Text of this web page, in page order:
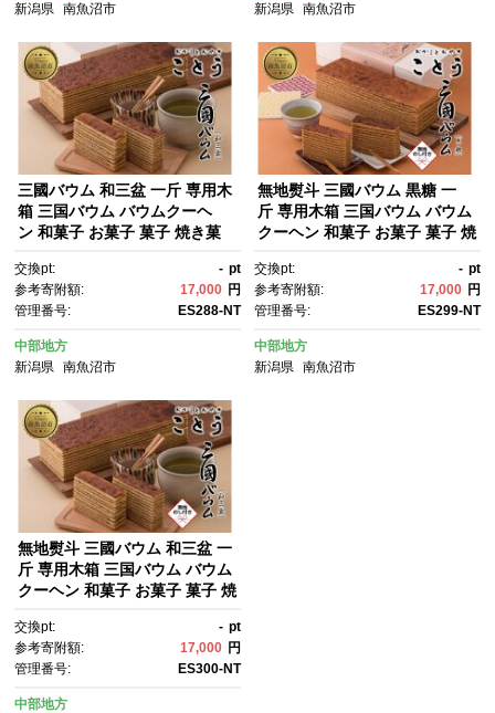
新潟県
南魚沼市
新潟県 南魚沼市
三國バウム 和三盆 一斤 専用木
箱 三国バウム バウムクーヘ
ン 和菓子 お菓子 菓子 焼き菓
り物 ギフト プレゼント おかし
とおやき ことう 新潟県 南魚沼
市
交換pt: - pt
参考寄附額:
17,000 円
管理番号:
ES288-NT
中部地方
新潟県
南魚沼市
無地熨斗 三國バウム 黒糖 一
斤 専用木箱 三国バウム バウム
クーヘン 和菓子 お菓子 菓子 焼
ツ 贈り物 ギフト プレゼント お
かしとおやき ことう 新潟県 南
魚沼市
交換pt: - pt
参考寄附額:
17,000 円
管理番号:
ES299-NT
中部地方
新潟県 南魚沼市
無地熨斗 三國バウム 和三盆 一
斤 専用木箱 三国バウム バウム
クーヘン 和菓子 お菓子 菓子 焼
ツ 贈り物 ギフト プレゼント お
かしとおやき ことう 新潟県 南
魚沼市
交換pt: - pt
参考寄附額:
17,000 円
管理番号:
ES300-NT
中部地方